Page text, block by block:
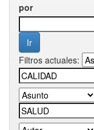
por
Filtros actuales: